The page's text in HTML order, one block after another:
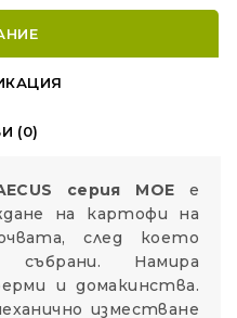
(0)
серия MOE е
на картофи на
след което
Намира
и домакинства.
изместване